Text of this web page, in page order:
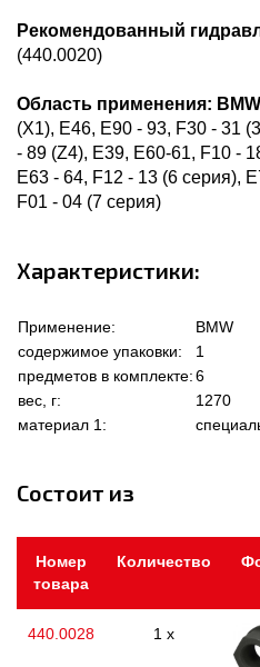
Рекомендованный
(440.0020)
Область применения: BMW
(X1), E46, E90 - 93, F30 - 31
- 89 (Z4), E39, E60-61, F10 -
E63 - 64, F12 - 13 (6 серия),
F01 - 04 (7 серия)
Характеристики:
Применение:
BMW
содержимое упаковки:
1
предметов в комплекте:6
вес, г:
1270
материал 1:
Состоит из
Номер
товара
Количество
440.0028 1 x